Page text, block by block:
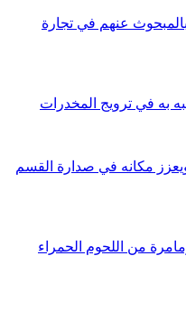
عنهم في تجارة
به في ترويج المخدرات
مكانه في صدارة القسم
من اللحوم الحمراء